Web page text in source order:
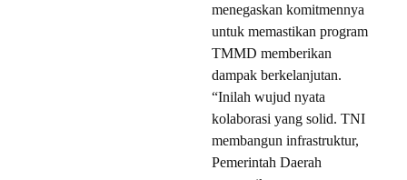
menegaskan komitmennya
untuk memastikan program
TMMD memberikan
dampak berkelanjutan.
“Inilah wujud nyata
kolaborasi yang solid. TNI
membangun infrastruktur,
Pemerintah Daerah